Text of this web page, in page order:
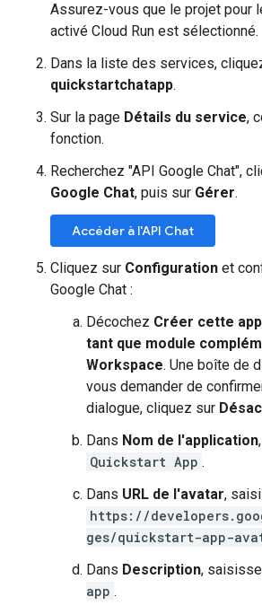
Assurez-vous que le projet pour
activé Cloud Run est sélectionné.
Dans la liste des services,
quickstartchatapp.
Sur la page Détails du service,
fonction.
Recherchez "API Google Chat",
Google Chat, puis sur Gérer.
Accéder à l'API Chat
Cliquez sur Configuration et
Google Chat :
Décochez Créer cette
tant que module
Workspace. Une boîte de
vous demander de
dialogue, cliquez sur
Dans Nom de l'application
Quickstart App .
Dans URL de l'avatar,
https://
ges/quickstart-app-
Dans Description,
app .